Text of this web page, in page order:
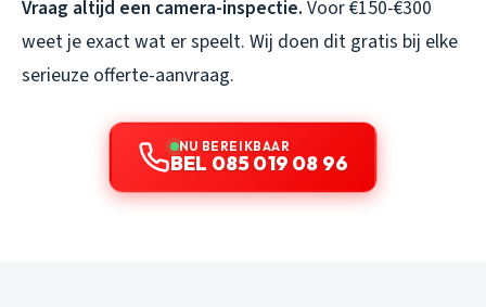
Vraag altijd een camera-inspectie. Voor €150-€300
weet je exact wat er speelt. Wij doen dit gratis bij elke
serieuze offerte-aanvraag.
NU BEREIKBAAR
BEL 085 019 08 96